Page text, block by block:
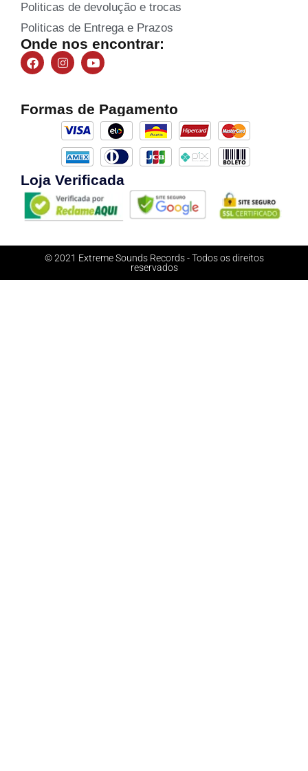
Politicas de devolução e trocas
Politicas de Entrega e Prazos
Onde nos encontrar:
Formas de Pagamento
Loja Verificada
© 2021 Extreme Sounds Records - Todos os direitos
reservados